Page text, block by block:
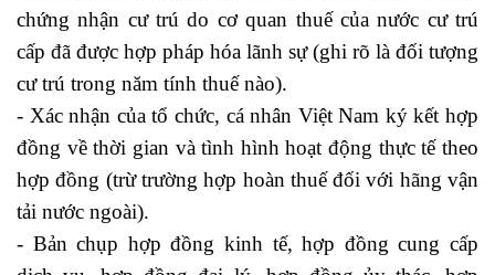
chứng nhận cư trú do cơ quan thuế của nước cư trú
cấp đã được hợp pháp hóa lãnh sự (ghi rõ là đối tượng
cư trú trong năm tính thuế nào).
- Xác nhận của tổ chức, cá nhân Việt Nam ký kết hợp
đồng về thời gian và tình hình hoạt động thực tế theo
hợp đồng (trừ trường hợp hoàn thuế đối với hãng vận
tải nước ngoài).
- Bản chụp hợp đồng kinh tế, hợp đồng cung cấp